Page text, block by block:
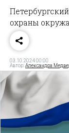
охраны
03.10.2024 00:00
Автор:Александра